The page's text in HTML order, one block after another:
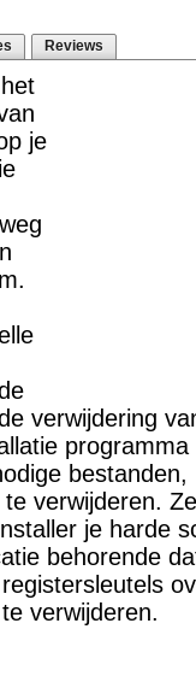
Reviews
je
verwijdering
verwijderen.
je harde
behorende
verwijderen.